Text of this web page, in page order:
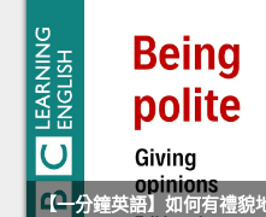
【一分鐘英語】如何有禮貌